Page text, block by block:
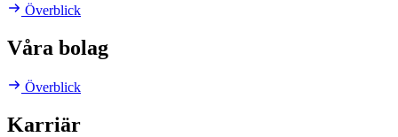
Överblick
Våra bolag
Överblick
Karriär